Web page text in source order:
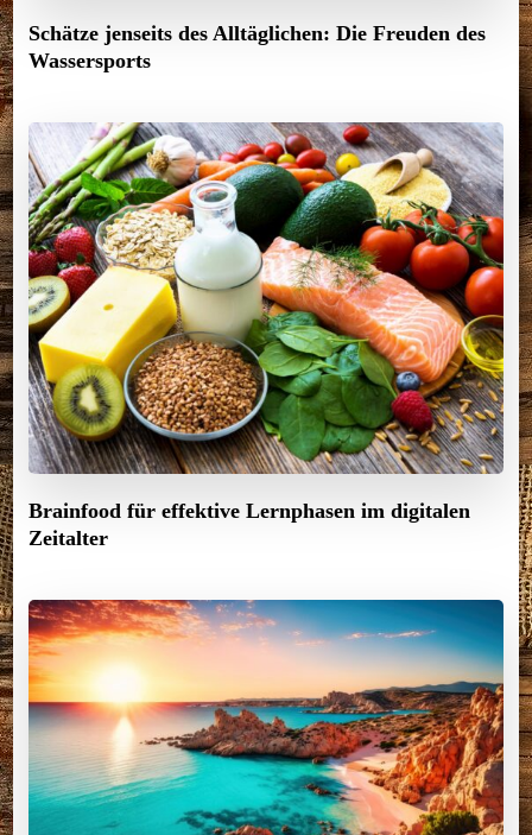
Schätze jenseits des Alltäglichen: Die Freuden des
Wassersports
Brainfood für effektive Lernphasen im digitalen
Zeitalter